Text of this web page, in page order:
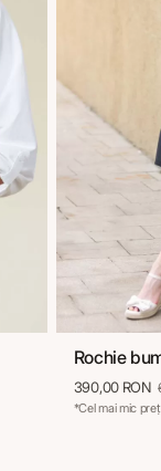
36
Rochie
390,00 RON
*Cel mai mic